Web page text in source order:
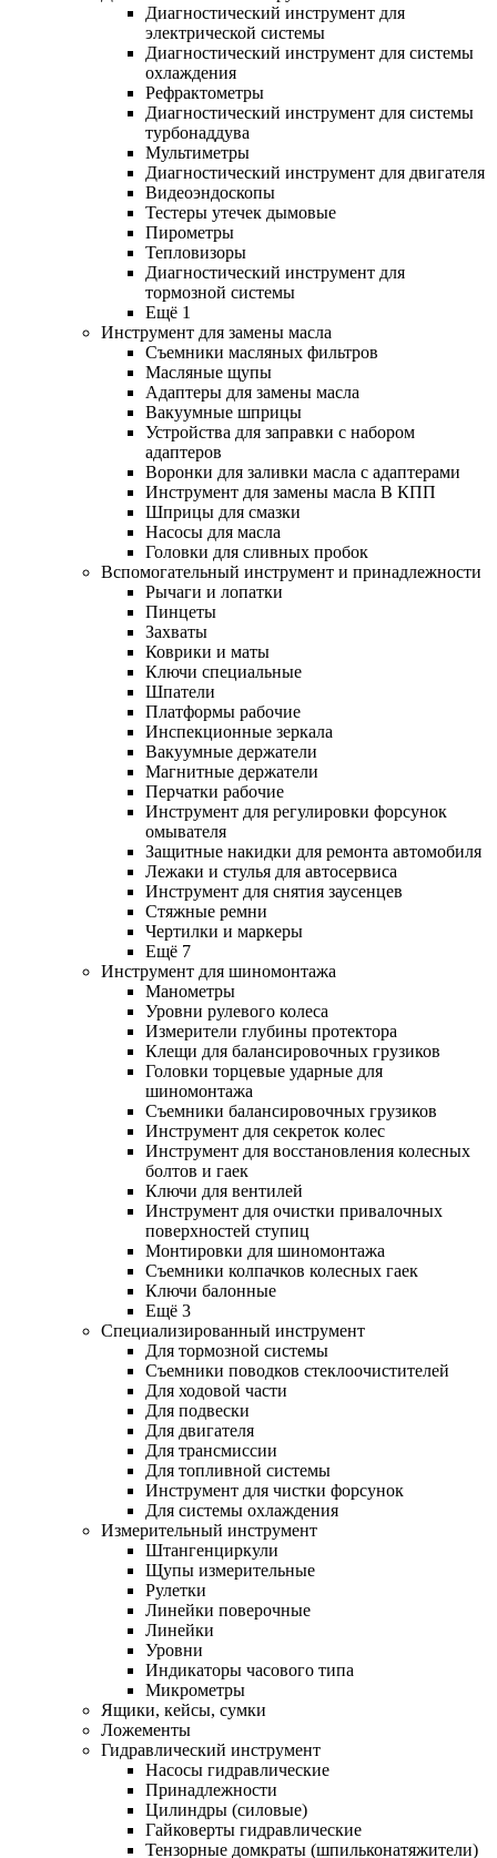
Диагностический инструмент для
электрической системы
Диагностический инструмент для системы
охлаждения
Рефрактометры
Диагностический инструмент для системы
турбонаддува
Мультиметры
Диагностический инструмент для двигателя
Видеоэндоскопы
Тестеры утечек дымовые
Пирометры
Тепловизоры
Диагностический инструмент для
тормозной системы
Ещё 1
Инструмент для замены масла
Съемники масляных фильтров
Масляные щупы
Адаптеры для замены масла
Вакуумные шприцы
Устройства для заправки с набором
адаптеров
Воронки для заливки масла с адаптерами
Инструмент для замены масла В КПП
Шприцы для смазки
Насосы для масла
Головки для сливных пробок
Вспомогательный инструмент и принадлежности
Рычаги и лопатки
Пинцеты
Захваты
Коврики и маты
Ключи специальные
Шпатели
Платформы рабочие
Инспекционные зеркала
Вакуумные держатели
Магнитные держатели
Перчатки рабочие
Инструмент для регулировки форсунок
омывателя
Защитные накидки для ремонта автомобиля
Лежаки и стулья для автосервиса
Инструмент для снятия заусенцев
Стяжные ремни
Чертилки и маркеры
Ещё 7
Инструмент для шиномонтажа
Манометры
Уровни рулевого колеса
Измерители глубины протектора
Клещи для балансировочных грузиков
Головки торцевые ударные для
шиномонтажа
Съемники балансировочных грузиков
Инструмент для секреток колес
Инструмент для восстановления колесных
болтов и гаек
Ключи для вентилей
Инструмент для очистки привалочных
поверхностей ступиц
Монтировки для шиномонтажа
Съемники колпачков колесных гаек
Ключи балонные
Ещё 3
Специализированный инструмент
Для тормозной системы
Съемники поводков стеклоочистителей
Для ходовой части
Для подвески
Для двигателя
Для трансмиссии
Для топливной системы
Инструмент для чистки форсунок
Для системы охлаждения
Измерительный инструмент
Штангенциркули
Щупы измерительные
Рулетки
Линейки поверочные
Линейки
Уровни
Индикаторы часового типа
Микрометры
Ящики, кейсы, сумки
Ложементы
Гидравлический инструмент
Насосы гидравлические
Принадлежности
Цилиндры (силовые)
Гайковерты гидравлические
Тензорные домкраты (шпильконатяжители)